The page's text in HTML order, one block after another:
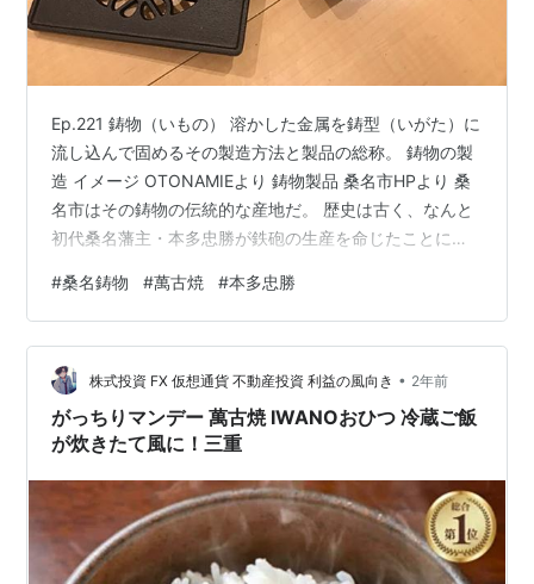
Ep.221 鋳物（いもの） 溶かした金属を鋳型（いがた）に
流し込んで固めるその製造方法と製品の総称。 鋳物の製
造 イメージ OTONAMIEより 鋳物製品 桑名市HPより 桑
名市はその鋳物の伝統的な産地だ。 歴史は古く、なんと
初代桑名藩主・本多忠勝が鉄砲の生産を命じたことに始
「砂」をとなりの朝日町から供給できたため、桑名の鋳
物はますます躍進。明治から大正にかけては「東の川
口、西の桑名」と称されたらしい。 （埼玉県川口市も鋳
物の街として有名だ。） 戦後も高度成長により近代化が
加速。工業製品や建設材料の増大に伴い更に発展した
が、近年は生産高が減…
#桑名鋳物 #萬古焼 #本多忠勝
株式投資 FX 仮想通貨 不動産投資 利益の風向き • 2年前
がっちりマンデー 萬古焼 IWANOおひつ 冷蔵ご飯
が炊きたて風に！三重